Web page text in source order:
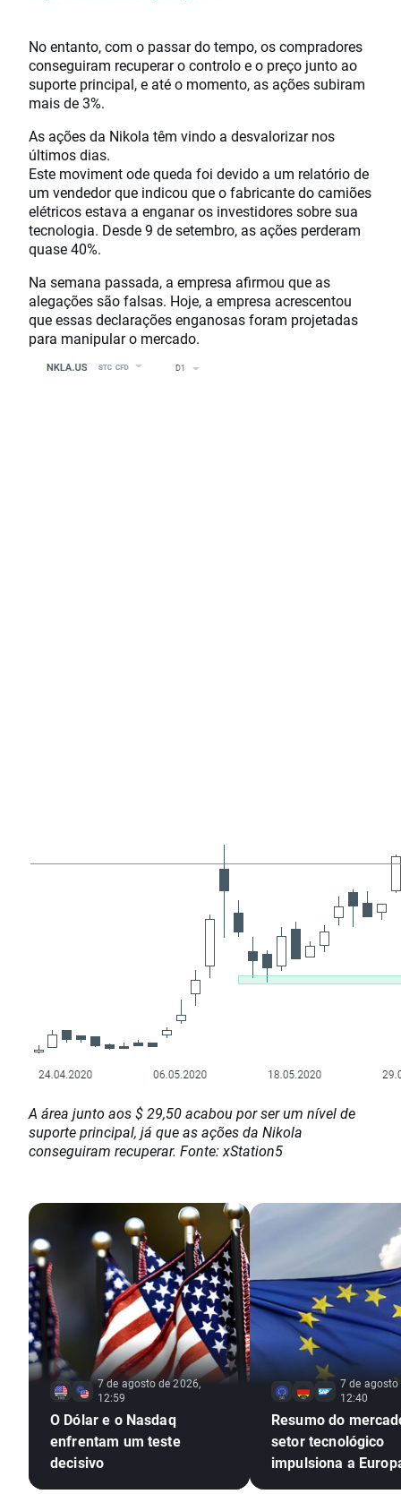
No entanto, com o passar do tempo, os compradores
conseguiram recuperar o controlo e o preço junto ao
suporte principal, e até o momento, as ações subiram
mais de 3%.
As ações da Nikola têm vindo a desvalorizar nos
últimos dias.
Este moviment ode queda foi devido a um relatório de
um vendedor que indicou que o fabricante do camiões
elétricos estava a enganar os investidores sobre sua
tecnologia. Desde 9 de setembro, as ações perderam
quase 40%.
Na semana passada, a empresa afirmou que as
alegações são falsas. Hoje, a empresa acrescentou
que essas declarações enganosas foram projetadas
para manipular o mercado.
A área junto aos $ 29,50 acabou por ser um nível de
suporte principal, já que as ações da Nikola
conseguiram recuperar. Fonte: xStation5
7 de agosto de 2026,
12:59
O Dólar e o Nasdaq
enfrentam um teste
decisivo
7 de agosto
12:40
Resumo do
setor tecnológico
impulsiona a